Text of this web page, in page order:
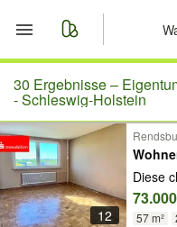
Start
Merkliste
Nachrichten
Anzeige
30 Ergebnisse –
- Schleswig-Holstein
12
Diese
57 m²